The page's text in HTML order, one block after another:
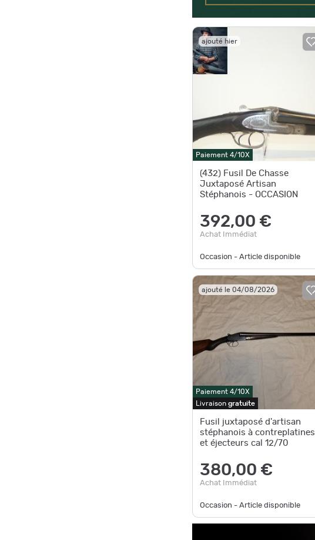
ajouté hier
Paiement 4/10X
(432) Fusil De Chasse
Juxtaposé Artisan
Stéphanois - OCCASION
392,00 €
Achat Immédiat
Occasion - Article disponible
ajouté le 04/08/2026
Paiement 4/10X
Livraison gratuite
Fusil juxtaposé d'artisan
stéphanois à contreplatines
et éjecteurs cal 12/70
380,00 €
Achat Immédiat
Occasion - Article disponible